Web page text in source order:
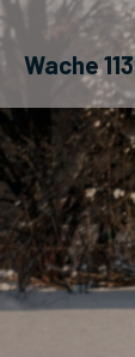
Wache 113